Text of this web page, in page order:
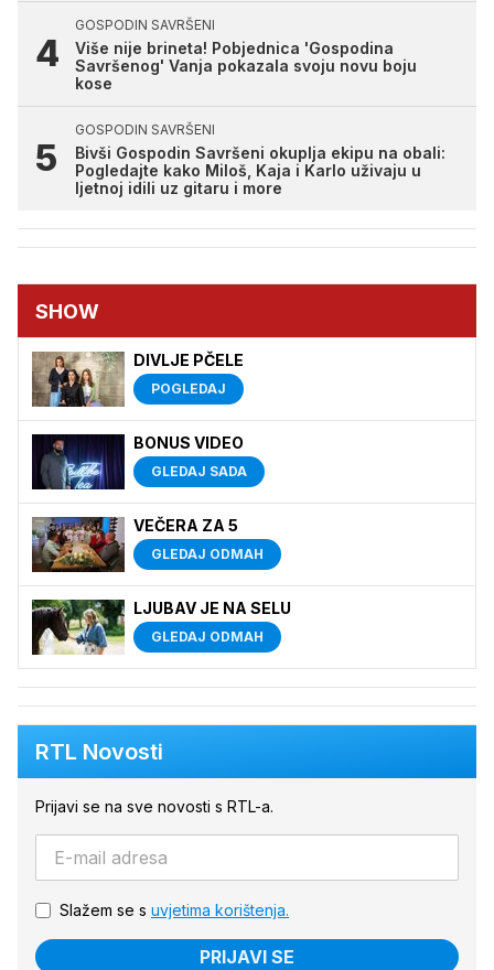
GOSPODIN SAVRŠENI
Više nije brineta! Pobjednica 'Gospodina
Savršenog' Vanja pokazala svoju novu boju
kose
GOSPODIN SAVRŠENI
Bivši Gospodin Savršeni okuplja ekipu na obali:
Pogledajte kako Miloš, Kaja i Karlo uživaju u
ljetnoj idili uz gitaru i more
SHOW
DIVLJE PČELE
POGLEDAJ
BONUS VIDEO
GLEDAJ SADA
VEČERA ZA 5
GLEDAJ ODMAH
LJUBAV JE NA SELU
GLEDAJ ODMAH
RTL Novosti
Prijavi se na sve novosti s RTL-a.
Slažem se s uvjetima korištenja.
PRIJAVI SE